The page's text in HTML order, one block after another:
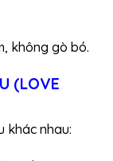
không gò bó.
(LOVE
khác nhau: